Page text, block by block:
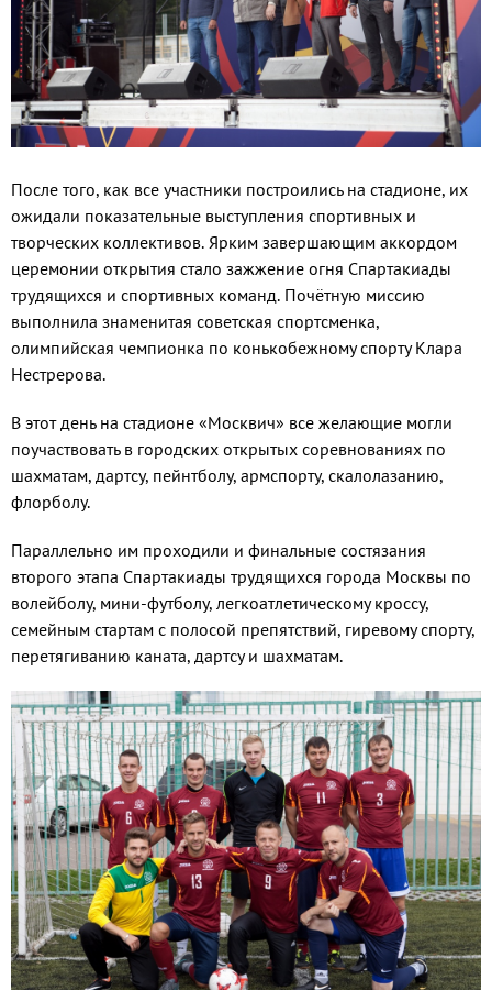
После того, как все участники построились на стадионе, их
ожидали показательные выступления спортивных и
творческих коллективов. Ярким завершающим аккордом
церемонии открытия стало зажжение огня Спартакиады
трудящихся и спортивных команд. Почётную миссию
выполнила знаменитая советская спортсменка,
олимпийская чемпионка по конькобежному спорту Клара
Нестрерова.
В этот день на стадионе «Москвич» все желающие могли
поучаствовать в городских открытых соревнованиях по
шахматам, дартсу, пейнтболу, армспорту, скалолазанию,
флорболу.
Параллельно им проходили и финальные состязания
второго этапа Спартакиады трудящихся города Москвы по
волейболу, мини-футболу, легкоатлетическому кроссу,
семейным стартам с полосой препятствий, гиревому спорту,
перетягиванию каната, дартсу и шахматам.